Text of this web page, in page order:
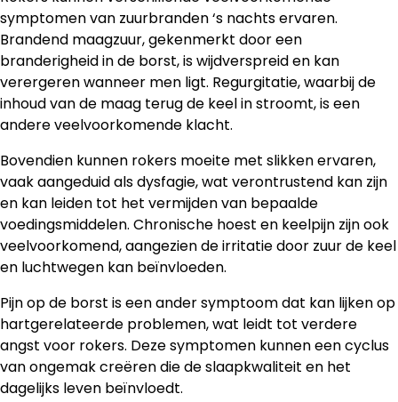
symptomen van zuurbranden ‘s nachts ervaren.
Brandend maagzuur, gekenmerkt door een
branderigheid in de borst, is wijdverspreid en kan
verergeren wanneer men ligt. Regurgitatie, waarbij de
inhoud van de maag terug de keel in stroomt, is een
andere veelvoorkomende klacht.
Bovendien kunnen rokers moeite met slikken ervaren,
vaak aangeduid als dysfagie, wat verontrustend kan zijn
en kan leiden tot het vermijden van bepaalde
voedingsmiddelen. Chronische hoest en keelpijn zijn ook
veelvoorkomend, aangezien de irritatie door zuur de keel
en luchtwegen kan beïnvloeden.
Pijn op de borst is een ander symptoom dat kan lijken op
hartgerelateerde problemen, wat leidt tot verdere
angst voor rokers. Deze symptomen kunnen een cyclus
van ongemak creëren die de slaapkwaliteit en het
dagelijks leven beïnvloedt.